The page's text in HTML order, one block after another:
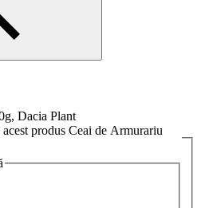
Dacia Plant
acest produs Ceai de Armurariu